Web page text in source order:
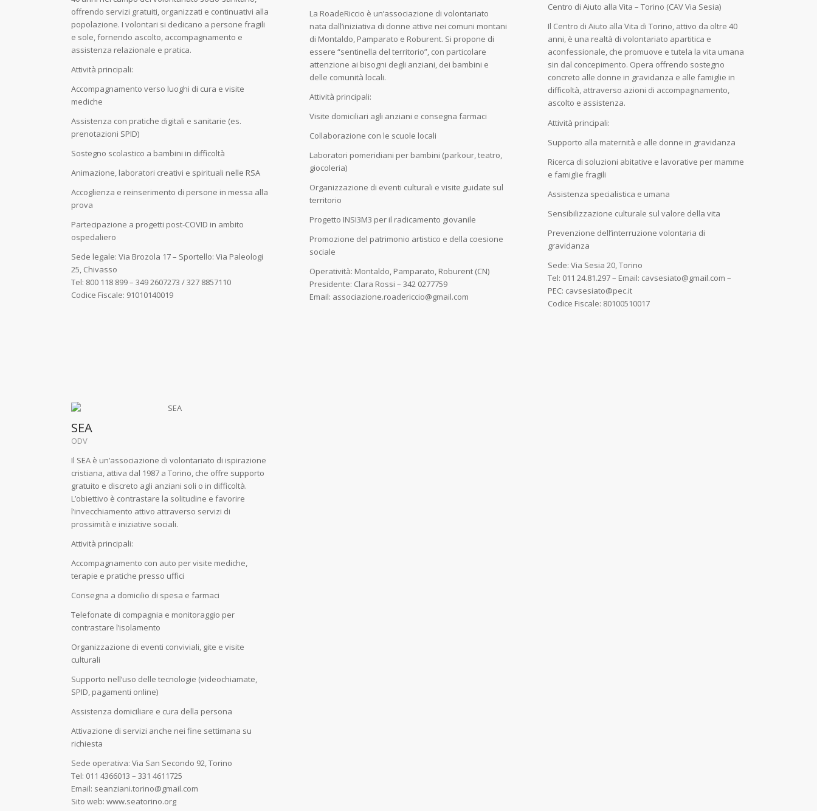
offrendo servizi gratuiti, organizzati e continuativi alla
popolazione. I volontari si dedicano a persone fragili
e sole, fornendo ascolto, accompagnamento e
assistenza relazionale e pratica.
Attività principali:
Accompagnamento verso luoghi di cura e visite
mediche
Assistenza con pratiche digitali e sanitarie (es.
prenotazioni SPID)
Sostegno scolastico a bambini in difficoltà
Animazione, laboratori creativi e spirituali nelle RSA
Accoglienza e reinserimento di persone in messa alla
prova
Partecipazione a progetti post-COVID in ambito
ospedaliero
Sede legale: Via Brozola 17 – Sportello: Via Paleologi
25, Chivasso
Tel: 800 118 899 – 349 2607273 / 327 8857110
Codice Fiscale: 91010140019
La RoadeRiccio è un’associazione di volontariato
nata dall’iniziativa di donne attive nei comuni montani
di Montaldo, Pamparato e Roburent. Si propone di
essere “sentinella del territorio”, con particolare
attenzione ai bisogni degli anziani, dei bambini e
delle comunità locali.
Attività principali:
Visite domiciliari agli anziani e consegna farmaci
Collaborazione con le scuole locali
Laboratori pomeridiani per bambini (parkour, teatro,
giocoleria)
Organizzazione di eventi culturali e visite guidate sul
territorio
Progetto INSI3M3 per il radicamento giovanile
Promozione del patrimonio artistico e della coesione
sociale
Operatività: Montaldo, Pamparato, Roburent (CN)
Presidente: Clara Rossi – 342 0277759
Email: associazione.roadericcio@gmail.com
Centro di Aiuto alla Vita – Torino (CAV Via Sesia)
Il Centro di Aiuto alla Vita di Torino, attivo da oltre 40
anni, è una realtà di volontariato apartitica e
aconfessionale, che promuove e tutela la vita umana
sin dal concepimento. Opera offrendo sostegno
concreto alle donne in gravidanza e alle famiglie in
difficoltà, attraverso azioni di accompagnamento,
ascolto e assistenza.
Attività principali:
Supporto alla maternità e alle donne in gravidanza
Ricerca di soluzioni abitative e lavorative per mamme
e famiglie fragili
Assistenza specialistica e umana
Sensibilizzazione culturale sul valore della vita
Prevenzione dell’interruzione volontaria di
gravidanza
Sede: Via Sesia 20, Torino
Tel: 011 24.81.297 – Email: cavsesiato@gmail.com –
PEC: cavsesiato@pec.it
Codice Fiscale: 80100510017
SEA
ODV
Il SEA è un’associazione di volontariato di ispirazione
cristiana, attiva dal 1987 a Torino, che offre supporto
gratuito e discreto agli anziani soli o in difficoltà.
L’obiettivo è contrastare la solitudine e favorire
l’invecchiamento attivo attraverso servizi di
prossimità e iniziative sociali.
Attività principali:
Accompagnamento con auto per visite mediche,
terapie e pratiche presso uffici
Consegna a domicilio di spesa e farmaci
Telefonate di compagnia e monitoraggio per
contrastare l’isolamento
Organizzazione di eventi conviviali, gite e visite
culturali
Supporto nell’uso delle tecnologie (videochiamate,
SPID, pagamenti online)
Assistenza domiciliare e cura della persona
Attivazione di servizi anche nei fine settimana su
richiesta
Sede operativa: Via San Secondo 92, Torino
Tel: 011 4366013 – 331 4611725
Email: seanziani.torino@gmail.com
Sito web: www.seatorino.org